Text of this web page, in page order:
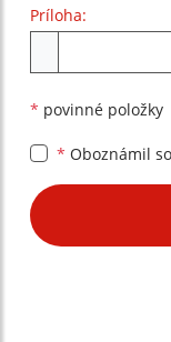
Príloha:
* povinné položky
* Oboznámil
Google